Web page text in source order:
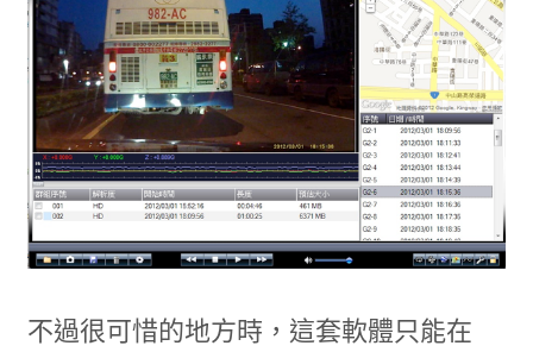
不過很可惜的地方時，這套軟體只能在